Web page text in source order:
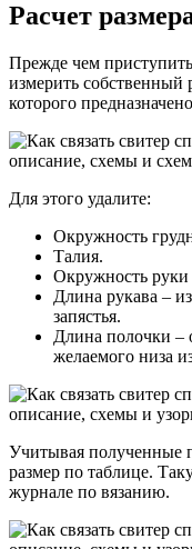
Расчет
Прежде чем
измерить собственный
которого
Для этого удалите:
Окружность
Талия.
Окружность руки
Длина рукава –
запястья.
Длина полочки –
желаемого низа
Учитывая полученные
размер по таблице.
журнале по вязанию.